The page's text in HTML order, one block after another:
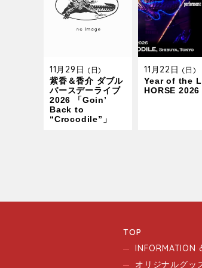
11月29日 (日)
紫香＆香介 ダブル
バースデーライブ
2026 「Goin’
Back to
“Crocodile”」
11月22日 (日)
Year of the
HORSE 2026
TOP
INFORMATION
オリジナルグッ